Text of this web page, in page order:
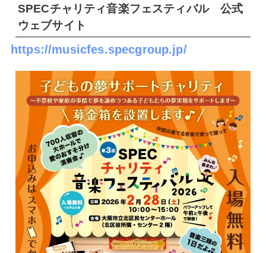
SPECチャリティ音楽フェスティバル 公式
ウェブサイト
https://musicfes.specgroup.jp/